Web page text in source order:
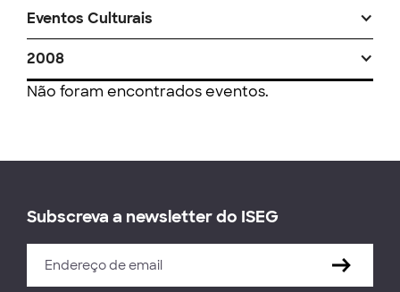
Eventos Culturais
2008
Não foram encontrados eventos.
Subscreva a newsletter do ISEG